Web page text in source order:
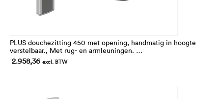
PLUS douchezitting 450 met opening, handmatig in hoogte
verstelbaar., Met rug- en armleuningen.
In hoogte 195 mm verstelbaar.
2.958,36 excl. BTW